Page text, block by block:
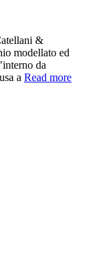
&
modellato ed
da
a Read more